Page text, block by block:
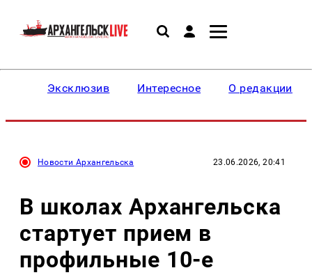
Эксклюзив Интересное О редакции
Новости Архангельска 23.06.2026, 20:41
В школах Архангельска
стартует прием в
профильные 10-е